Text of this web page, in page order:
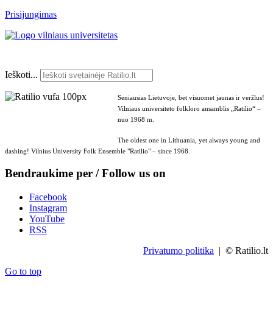
Prisijungimas
Ieškoti...
Seniausias Lietuvoje, bet visuomet jaunas ir veržlus!
Vilniaus universiteto folkloro ansamblis „Ratilio“ –
nuo 1968 m.
The oldest one in Lithuania, yet always young and
dashing! Vilnius University Folk Ensemble "Ratilio" – since 1968.
Bendraukime per / Follow us on
Facebook
Instagram
YouTube
RSS
Privatumo politika | © Ratilio.lt
Go to top